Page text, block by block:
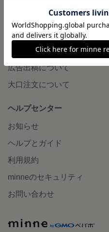
minneの本
企業の方へ
広告出稿について
大口注文について
ヘルプセンター
お知らせ
ヘルプとガイド
利用規約
minneのセキュリティ
お問い合わせ